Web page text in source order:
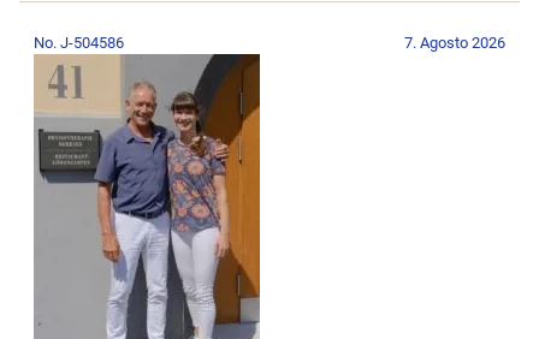
No. J-504586 7. Agosto 2026